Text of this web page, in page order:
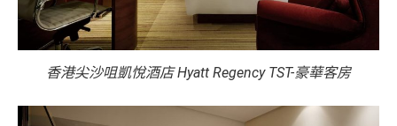
香港尖沙咀凱悅酒店 Hyatt Regency TST-豪華客房